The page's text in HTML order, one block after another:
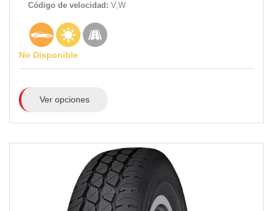
Código de velocidad: V,W
No Disponible
Ver opciones